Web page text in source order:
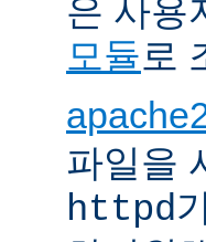
은 사용
모듈 로
파일을
httpd